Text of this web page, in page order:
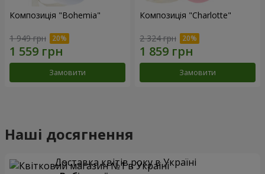
Композиція "Bohemia"
1 949 грн
Замовити
Композиція "Charlotte"
2 324 грн
Замовити
Наші досягнення
Доставка квітів року в Україні